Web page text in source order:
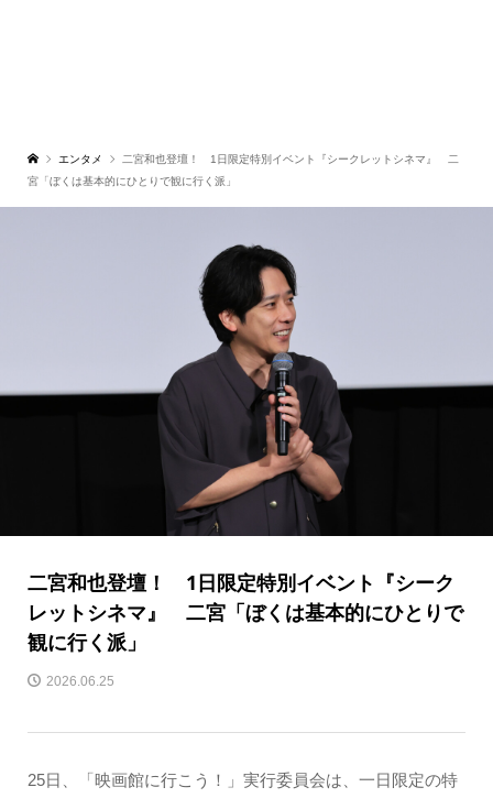
エンタメ
二宮和也登壇！ 1日限定特別イベント『シークレットシネマ』 二
宮「ぼくは基本的にひとりで観に行く派」
二宮和也登壇！ 1日限定特別イベント『シーク
レットシネマ』 二宮「ぼくは基本的にひとりで
観に行く派」
2026.06.25
25日、「映画館に行こう！」実行委員会は、一日限定の特